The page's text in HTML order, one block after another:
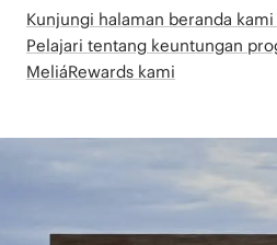
Kunjungi halaman beranda
Pelajari tentang keuntungan
MeliáRewards kami